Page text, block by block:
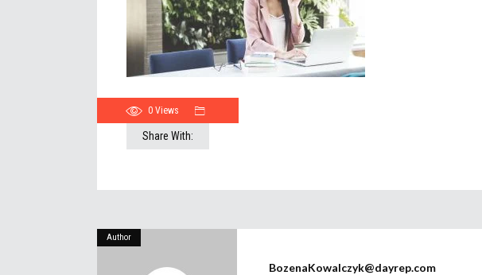
0 Views
Share With:
Author
BozenaKowalczyk@dayrep.com